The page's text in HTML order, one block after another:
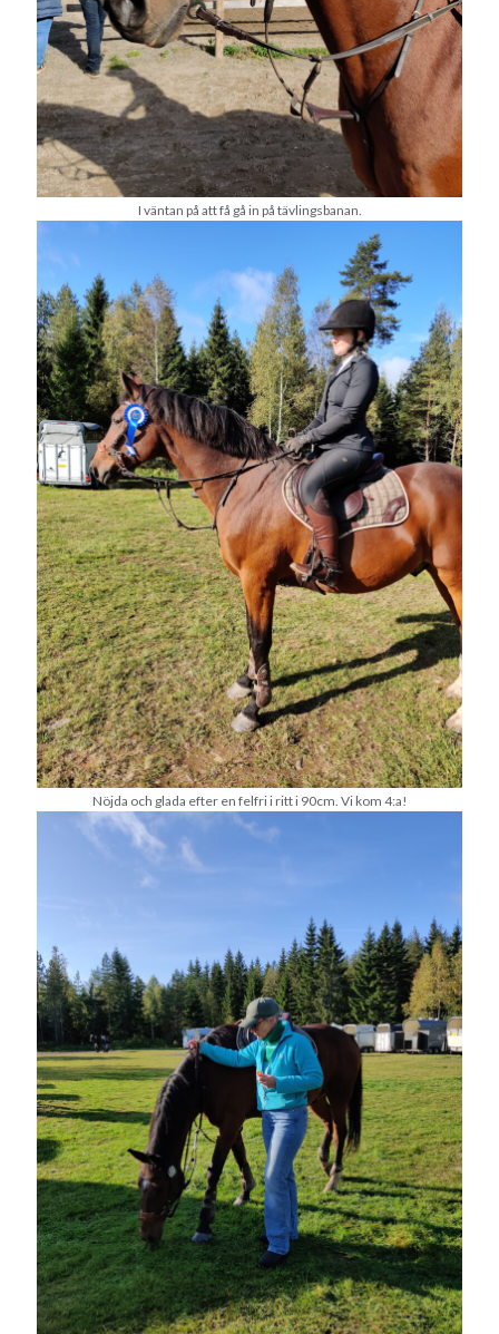
1
2
3
4
5 6 7 8 9
10
12 13 14 15
17
18
19 20 21 22
24
25
26 27 28 29
« aug okt »
Arkiv
augusti 2026
juli 2026
juni 2026
maj 2026
april 2026
mars 2026
februari 2026
januari 2026
december 2025
november 2025
oktober 2025
september 2025
augusti 2025
juli 2025
juni 2025
maj 2025
april 2025
mars 2025
februari 2025
januari 2025
december 2024
augusti 2024
juli 2024
juni 2024
maj 2024
april 2024
mars 2024
februari 2024
januari 2024
december 2023
november 2023
oktober 2023
september 2023
augusti 2023
juli 2023
juni 2023
I väntan på att få gå in på tävlingsbanan.
Nöjda och glada efter en felfri i ritt i 90cm. Vi kom 4:a!